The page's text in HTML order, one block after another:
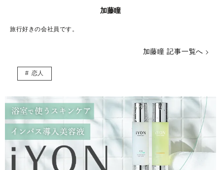
加藤瞳
旅行好きの会社員です。
加藤瞳 記事一覧へ
恋人